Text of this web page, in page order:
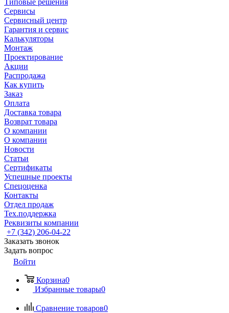
Типовые решения
Сервисы
Сервисный центр
Гарантия и сервис
Калькуляторы
Монтаж
Проектирование
Акции
Распродажа
Как купить
Заказ
Оплата
Доставка товара
Возврат товара
О компании
О компании
Новости
Статьи
Сертификаты
Успешные проекты
Спецоценка
Контакты
Отдел продаж
Тех.поддержка
Реквизиты компании
+7 (342) 206-04-22
Заказать звонок
Задать вопрос
Войти
Корзина0
Избранные товары0
Сравнение товаров0